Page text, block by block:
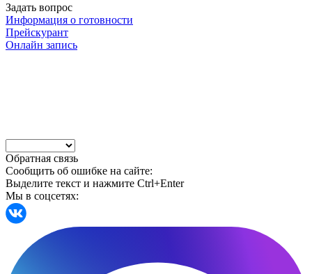
Задать вопрос
Информация о готовности
Прейскурант
Онлайн запись
Обратная связь
Сообщить об ошибке на сайте:
Выделите текст и нажмите Ctrl+Enter
Мы в соцсетях: